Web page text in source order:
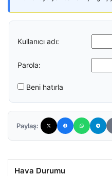
Kullanıcı adı:
Parola:
Beni hatırla
Paylaş:
Hava Durumu